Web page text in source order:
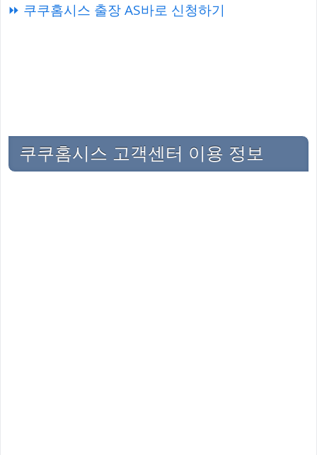
⏩ 쿠쿠홈시스 출장 AS바로 신청하기
쿠쿠홈시스 고객센터 이용 정보